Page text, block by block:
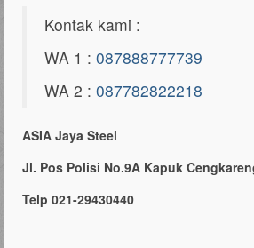
Kontak kami :
WA 1 : 087888777739
WA 2 : 087782822218
ASIA Jaya Steel
Jl. Pos Polisi No.9A Kapuk
Telp 021-29430440